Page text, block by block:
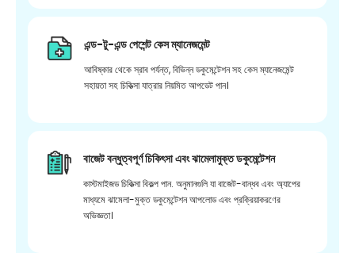
এন্ড-টু-এন্ড পেশেন্ট কেস ম্যানেজমেন্ট
আবিষ্কার থেকে স্রাব পর্যন্ত, বিভিন্ন ডকুমেন্টেশন সহ কেস ম্যানেজমেন্ট
সহায়তা সহ চিকিত্সা যাত্রার নিয়মিত আপডেট পান।
বাজেট বন্ধুত্বপূর্ণ চিকিৎসা এবং ঝামেলামুক্ত ডকুমেন্টেশন
কাস্টমাইজড চিকিত্সা বিকল্প পান. অনুমানগুলি যা বাজেট-বান্ধব এবং অ্যাপের
মাধ্যমে ঝামেলা-মুক্ত ডকুমেন্টেশন আপলোড এবং প্রক্রিয়াকরণের
অভিজ্ঞতা।